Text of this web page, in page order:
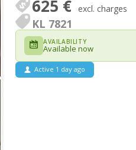
625 € excl. charges
KL 7821
AVAILABILITY
Available now
Active 1 day ago